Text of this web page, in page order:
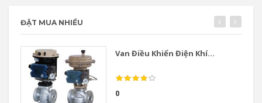
ĐẶT MUA NHIỀU
Van Điều Khiển Điện Khí...
0